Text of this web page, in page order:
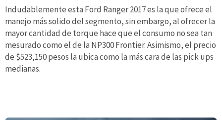
Indudablemente esta Ford Ranger 2017 es la que ofrece el
manejo más solido del segmento, sin embargo, al ofrecer la
mayor cantidad de torque hace que el consumo no sea tan
mesurado como el de la NP300 Frontier. Asimismo, el precio
de $523,150 pesos la ubica como la más cara de las pick ups
medianas.